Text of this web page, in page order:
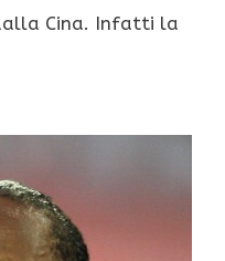
Cina. Infatti la